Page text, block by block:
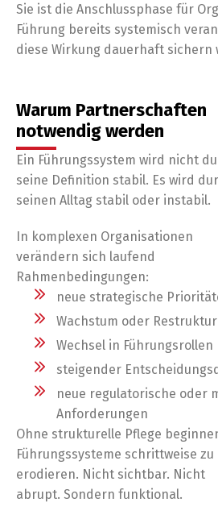
Sie ist die Anschlussphase für
Führung bereits systemisch
diese Wirkung dauerhaft sichern
Warum Partnerschaften
notwendig werden
Ein Führungssystem wird nicht
seine Definition stabil. Es wird
seinen Alltag stabil oder instabil.
In komplexen Organisationen
verändern sich laufend
Rahmenbedingungen:
neue strategische
Wachstum oder
Wechsel in Führungsrollen
steigender
neue regulatorische oder
Anforderungen
Ohne strukturelle Pflege
Führungssysteme schrittweise zu
erodieren. Nicht sichtbar. Nicht
abrupt. Sondern funktional.